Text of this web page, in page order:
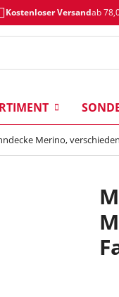
Kostenloser Versandab
Merino,